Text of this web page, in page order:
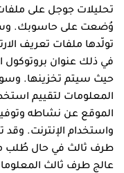
تحليلات جوجل على
وُضعت على حاسوبك.
تولّدها ملفات تعريف
في ذلك عنوان بروتوكول
حيث سيتم تخزينها.
المعلومات لتقييم
الموقع عن نشاطه
واستخدام الإنترنت.
طرف ثالث في حال طُلب
عالج طرف ثالث